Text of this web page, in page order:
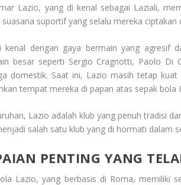
Lazio, yang di kenal sebagai Laziali,
suasana suportif yang selalu mereka ciptakan
dengan gaya bermain yang agresif
besar seperti Sergio Cragnotti, Paolo
domestik. Saat ini, Lazio masih tetap
tempat mereka di papan atas sepak bola
Lazio adalah klub yang penuh tradisi
salah satu klub yang di hormati dalam
PENTING YANG
Lazio, yang berbasis di Roma, memiliki